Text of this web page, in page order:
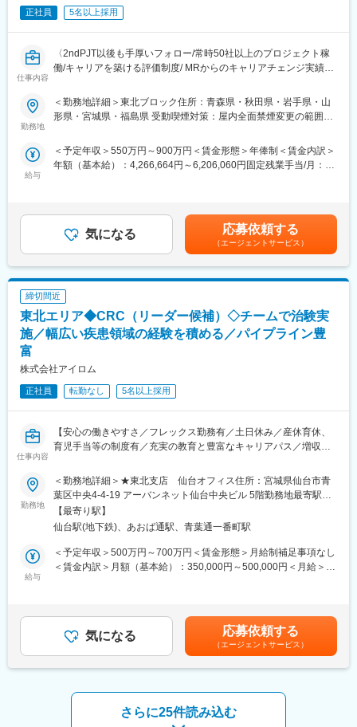
変更の範囲：会社の定める業務
がいます。
・展示会・学会への参加、点検補助等で、月1回程度の休日出勤が
あります。スケジュールは事前に予定でき、振替休日を取得して
【所属組織構成】東北センター 9名（男性7名 女性2名）
＊＊＊＊＊＊＊＊＊＊＊＊＊＊＊
日本から世界へ。当社製品は、世界数十か国で採用されており、
１世界初の全油圧式手術台 医療先進国である日米で手術台トッ
プクラスシェア
２脳動脈瘤「杉田クリップ」 国内約70％・世界約40％のシェア、
年間10万個を世界50ヶ国へ供給
変更の範囲：会社の定める業務
正社員 5名以上採用
仕事内容
〈2ndPJT以後も手厚いフォロー/常時50社以上のプロジェクト稼
働/キャリアを築ける評価制度/ MRからのキャリアチェンジ実績有
クライアントである製薬会社のプロジェクトに所属し、MRとして
活躍していただきます。病院やクリニックの医師や医療関係者に
【同社の特徴】
■必ず新薬メーカーのプロジェクトにアサインします
オンコロジーを含め、希少疾患領域も多数ございますので、スペ
シャリスト、ゼネラリストどちらも目指すことが可能です。
■少数精鋭ならではの魅力～待機リスクが低いため、安心して就業
できる環境です～
適切なフォローを実施するために約300人のMR数を保って運営し
ており、プロジェクト終了の数か月前から面談を実施しているた
め、隙間なくアサインすることができますのでMRの成長機会を奪
うことは決してございません。適切なフォローが顧客である製薬
企業からの満足にもつながり、業界内でも評価されています。
CSOは本部のバックアップ体制が何より重要です。1人のプロジ
ェクトマネージャーが管理するMRは約20名程度であり、相談事
があればいつでも連絡できる距離感です。一カ月に一度の面談も
実施しており、日々の業務だけでなく中長期的な視点での相談も
可能です。また、クライアント・社内評価に基いた明確な評価制
度により、キャリアや年収アップに向けた目標を定めやすい環境
制と研修コンテンツ～
特定の製剤を持たないCSOだからこそ、当社の教育サポートは単
なる知識の提供だけでなく、MRとしての現場力を培うことに比重
を置いております。
領域のKOLへの営業ロールプレイングの機会もあり、生き残るMR
としての営業スキルを身に着けることが可能です。
変更の範囲：会社の定める業務
勤務地
＜勤務地詳細＞東北ブロック住所：青森県・秋田県・岩手県・山
形県・宮城県・福島県 受動喫煙対策：屋内全面禁煙変更の範囲：
給与
＜予定年収＞550万円～900万円＜賃金形態＞年俸制＜賃金内訳＞
年額（基本給）：4,266,664円～6,206,060円固定残業手当/月：
給与補足＞■別途、外勤手当など手当支給※経験・能力などを考慮
の上、話し合いで決定賃金はあくまでも目安の金額であり、選考
を通じて上下する可能性があります。月給(月額)は固定手当を含め
た表記です。
気になる 応募依頼する
（エージェントサービス）
締切間近
東北エリア◆CRC（リーダー候補）◇チームで治験実
施／幅広い疾患領域の経験を積める／パイプライン豊
富
株式会社アイロム
正社員 転勤なし 5名以上採用
仕事内容
【安心の働きやすさ／フレックス勤務有／土日休み／産休育休、
育児手当等の制度有／充実の教育と豊富なキャリアパス／増収増
■職務概要：
業界内でトップクラスの実績を誇る同社のCRC（治験コーディネ
ーター）として下記業務を行っていただきます。
・患者への試験の説明
・治験のスケジュール管理
・各種データの収集、管理など
■治験はチームで実施：
アイロムの治験は複数のチームメンバーで実施していきます。
■スキルアップにも最適（豊富なパイプライン）：
勤務地
＜勤務地詳細＞★東北支店 仙台オフィス住所：宮城県仙台市青
葉区中央4-4-19 アーバンネット仙台中央ビル 5階勤務地最寄駅：
仙台駅受動喫煙対策：屋内全面禁煙変更の範囲：無
【最寄り駅】
仙台駅(地下鉄)、あおば通駅、青葉通一番町駅
給与
＜予定年収＞500万円～700万円＜賃金形態＞月給制補足事項なし
＜賃金内訳＞月額（基本給）：350,000円～500,000円＜月給＞
る可能性があります。月給(月額)は固定手当を含めた表記です。
気になる 応募依頼する
（エージェントサービス）
さらに25件読み込む